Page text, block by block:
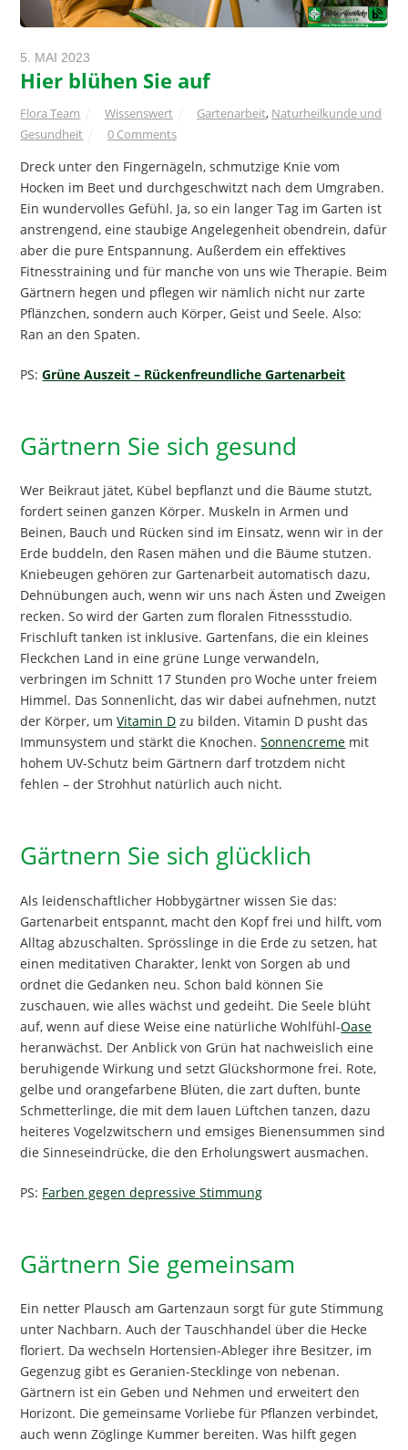
5. MAI 2023
Hier blühen Sie auf
Flora Team Wissenswert Gartenarbeit, Naturheilkunde und
Gesundheit
0 Comments
Dreck unter den Fingernägeln, schmutzige Knie vom
Hocken im Beet und durchgeschwitzt nach dem Umgraben.
Ein wundervolles Gefühl. Ja, so ein langer Tag im Garten ist
anstrengend, eine staubige Angelegenheit obendrein, dafür
aber die pure Entspannung. Außerdem ein effektives
Fitnesstraining und für manche von uns wie Therapie. Beim
Gärtnern hegen und pflegen wir nämlich nicht nur zarte
Pflänzchen, sondern auch Körper, Geist und Seele. Also:
Ran an den Spaten.
PS:Grüne Auszeit – Rückenfreundliche Gartenarbeit
Gärtnern Sie sich gesund
Wer Beikraut jätet, Kübel bepflanzt und die Bäume stutzt,
fordert seinen ganzen Körper. Muskeln in Armen und
Beinen, Bauch und Rücken sind im Einsatz, wenn wir in der
Erde buddeln, den Rasen mähen und die Bäume stutzen.
Kniebeugen gehören zur Gartenarbeit automatisch dazu,
Dehnübungen auch, wenn wir uns nach Ästen und Zweigen
recken. So wird der Garten zum floralen Fitnessstudio.
Frischluft tanken ist inklusive. Gartenfans, die ein kleines
Fleckchen Land in eine grüne Lunge verwandeln,
verbringen im Schnitt 17 Stunden pro Woche unter freiem
Himmel. Das Sonnenlicht, das wir dabei aufnehmen, nutzt
der Körper, umVitamin D zu bilden. Vitamin D pusht das
Immunsystem und stärkt die Knochen.Sonnencreme mit
hohem UV-Schutz beim Gärtnern darf trotzdem nicht
fehlen – der Strohhut natürlich auch nicht.
Gärtnern Sie sich glücklich
Als leidenschaftlicher Hobbygärtner wissen Sie das:
Gartenarbeit entspannt, macht den Kopf frei und hilft, vom
Alltag abzuschalten. Sprösslinge in die Erde zu setzen, hat
einen meditativen Charakter, lenkt von Sorgen ab und
ordnet die Gedanken neu. Schon bald können Sie
zuschauen, wie alles wächst und gedeiht. Die Seele blüht
auf, wenn auf diese Weise eine natürliche Wohlfühl-Oase
heranwächst. Der Anblick von Grün hat nachweislich eine
beruhigende Wirkung und setzt Glückshormone frei. Rote,
gelbe und orangefarbene Blüten, die zart duften, bunte
Schmetterlinge, die mit dem lauen Lüftchen tanzen, dazu
heiteres Vogelzwitschern und emsiges Bienensummen sind
die Sinneseindrücke, die den Erholungswert ausmachen.
PS: Farben gegen depressive Stimmung
Gärtnern Sie gemeinsam
Ein netter Plausch am Gartenzaun sorgt für gute Stimmung
unter Nachbarn. Auch der Tauschhandel über die Hecke
floriert. Da wechseln Hortensien-Ableger ihre Besitzer, im
Gegenzug gibt es Geranien-Stecklinge von nebenan.
Gärtnern ist ein Geben und Nehmen und erweitert den
Horizont. Die gemeinsame Vorliebe für Pflanzen verbindet,
auch wenn Zöglinge Kummer bereiten. Was hilft gegen